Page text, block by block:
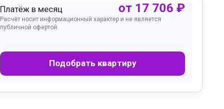
Платёж в месяц от 17 706 ₽
Расчёт носит информационный характер и не является
публичной офертой.
Подобрать квартиру